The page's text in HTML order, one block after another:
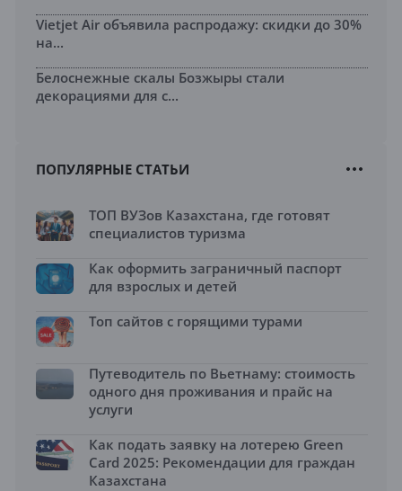
Vietjet Air объявила распродажу: скидки до 30%
на...
Белоснежные скалы Бозжыры стали
декорациями для с...
ПОПУЛЯРНЫЕ СТАТЬИ
ТОП ВУЗов Казахстана, где готовят
специалистов туризма
Как оформить заграничный паспорт
для взрослых и детей
Топ сайтов с горящими турами
Путеводитель по Вьетнаму: стоимость
одного дня проживания и прайс на
услуги
Как подать заявку на лотерею Green
Card 2025: Рекомендации для граждан
Казахстана